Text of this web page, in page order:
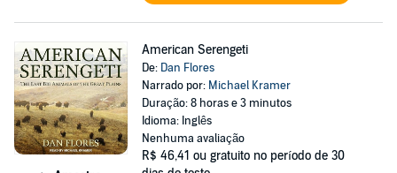
American Serengeti
De: Dan Flores
Narrado por: Michael Kramer
Duração: 8 horas e 3 minutos
Idioma: Inglês
Nenhuma avaliação
R$ 46,41 ou gratuito no período de 30